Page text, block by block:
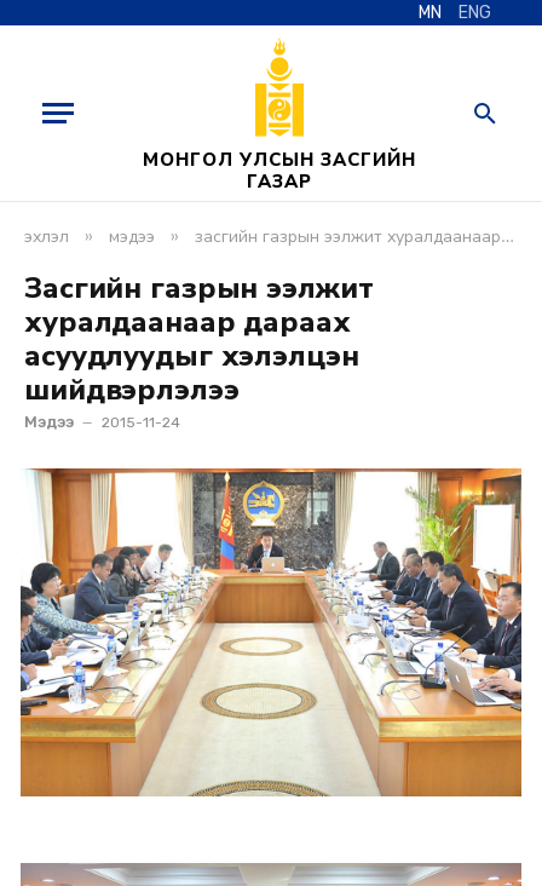
MN ENG
МОНГОЛ УЛСЫН ЗАСГИЙН
ГАЗАР
эхлэл » мэдээ » засгийн газрын ээлжит хуралдаанаар дараах асуудлуудыг хэлэлцэн шийдвэрлэлээ
Засгийн газрын ээлжит
хуралдаанаар дараах
асуудлуудыг хэлэлцэн
шийдвэрлэлээ
Мэдээ 2015-11-24